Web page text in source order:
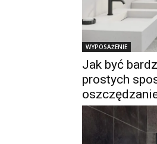
WYPOSAŻENIE
Jak być
prostych